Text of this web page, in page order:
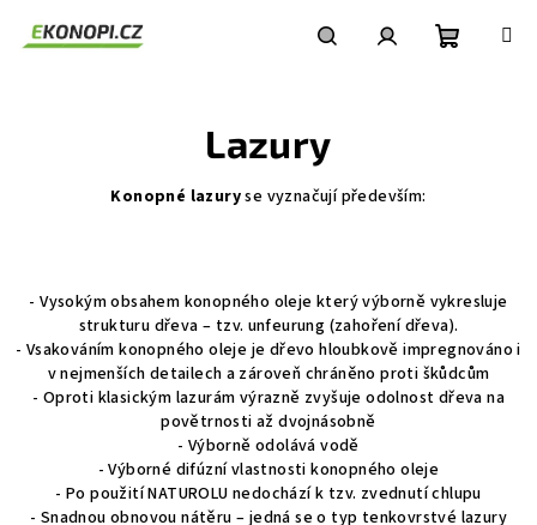
Lazury
Konopné lazuryse vyznačují především:
- Vysokým obsahem konopného oleje který výborně vykresluje
strukturu dřeva – tzv. unfeurung (zahoření dřeva).
- Vsakováním konopného oleje je dřevo hloubkově impregnováno i
v nejmenších detailech a zároveň chráněno proti škůdcům
- Oproti klasickým lazurám výrazně zvyšuje odolnost dřeva na
povětrnosti až dvojnásobně
- Výborně odolává vodě
- Výborné difúzní vlastnosti konopného oleje
- Po použití NATUROLU nedochází k tzv. zvednutí chlupu
- Snadnou obnovou nátěru – jedná se o typ tenkovrstvé lazury